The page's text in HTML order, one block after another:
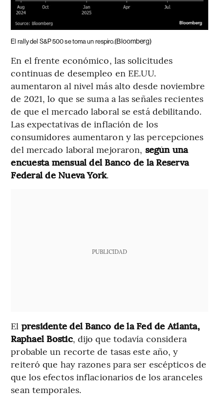
El rally del S&P 500 se toma un respiro.(Bloomberg)
En el frente económico, las solicitudes
continuas de desempleo en EE.UU.
aumentaron al nivel más alto desde noviembre
de 2021, lo que se suma a las señales recientes
de que el mercado laboral se está debilitando.
Las expectativas de inflación de los
consumidores aumentaron y las percepciones
del mercado laboral mejoraron, según una
encuesta mensual del Banco de la Reserva
Federal de Nueva York.
PUBLICIDAD
El presidente del Banco de la Fed de Atlanta,
Raphael Bostic, dijo que todavía considera
probable un recorte de tasas este año, y
reiteró que hay razones para ser escépticos de
que los efectos inflacionarios de los aranceles
sean temporales.